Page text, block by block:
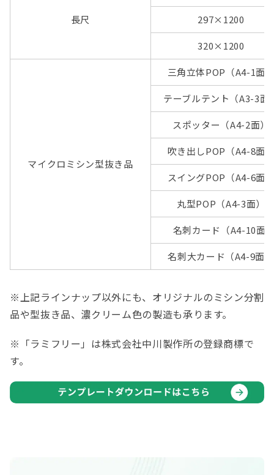
長尺 297×1200
320×1200
マイクロミシン型抜き品
三角立体POP（A4-1面
テーブルテント（A3-3面
スポッター（A4-2面）
吹き出しPOP（A4-8面
スイングPOP（A4-6面
丸型POP（A4-3面）
名刺カード（A4-10面)
名刺大カード（A4-9面）
※上記ラインナップ以外にも、オリジナルのミシン分割
品や型抜き品、濃クリーム色の製造も承ります。
※「ラミフリー」は株式会社中川製作所の登録商標で
す。